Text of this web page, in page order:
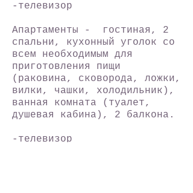
-телевизор
Апартаменты - гостиная, 2
спальни, кухонный уголок со
всем необходимым для
приготовления пищи
(раковина, сковорода, ложки,
вилки, чашки, холодильник),
ванная комната (туалет,
душевая кабина), 2 балкона.
-телевизор